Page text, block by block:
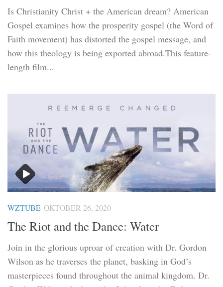
Is Christianity Christ + the American dream? American
Gospel examines how the prosperity gospel (the Word of
Faith movement) has distorted the gospel message, and
how this theology is being exported abroad.This feature-
length film...
WZTUBE OKTOBER 26, 2020
The Riot and the Dance: Water
Join in the glorious uproar of creation with Dr. Gordon
Wilson as he traverses the planet, basking in God’s
masterpieces found throughout the animal kingdom. Dr.